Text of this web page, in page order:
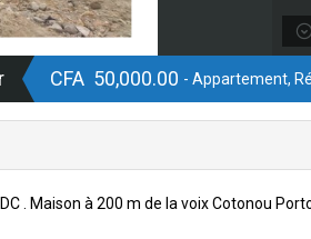
CFA 50,000.00 - Appartement,
. Maison à 200 m de la voix Cotonou